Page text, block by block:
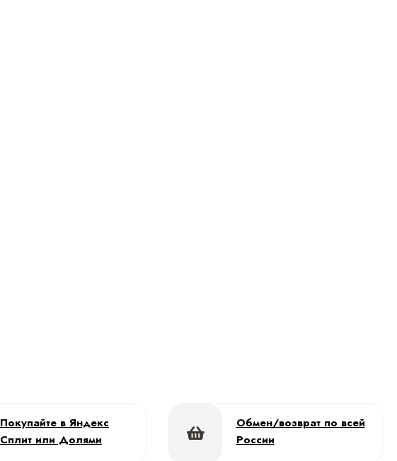
Покупайте в Яндекс
Сплит или Долями
Обмен/возврат по всей
России